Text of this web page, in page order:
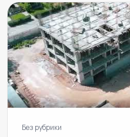
Без рубрики